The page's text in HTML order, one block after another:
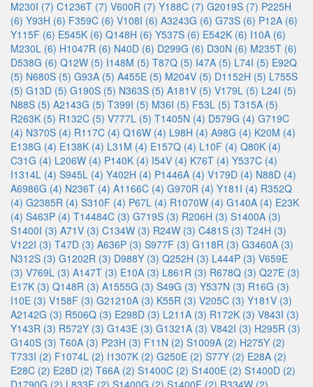
M230I (7) C1236T (7) V600R (7) Y188C (7) G2019S (7) P225H
(6) Y93H (6) F359C (6) V108I (6) A3243G (6) G73S (6) P12A (6)
Y115F (6) E545K (6) Q148H (6) Y537S (6) E542K (6) I10A (6)
M230L (6) H1047R (6) N40D (6) D299G (6) D30N (6) M235T (6)
D538G (6) Q12W (5) I148M (5) T87Q (5) I47A (5) L74I (5) E92Q
(5) N680S (5) G93A (5) A455E (5) M204V (5) D1152H (5) L755S
(5) G13D (5) G190S (5) N363S (5) A181V (5) V179L (5) L24I (5)
N88S (5) A2143G (5) T399I (5) M36I (5) F53L (5) T315A (5)
R263K (5) R132C (5) V777L (5) T1405N (4) D579G (4) G719C
(4) N370S (4) R117C (4) Q16W (4) L98H (4) A98G (4) K20M (4)
E138G (4) E138K (4) L31M (4) E157Q (4) L10F (4) Q80K (4)
C31G (4) L206W (4) P140K (4) I54V (4) K76T (4) Y537C (4)
I1314L (4) S945L (4) Y402H (4) P1446A (4) V179D (4) N88D (4)
A6986G (4) N236T (4) A1166C (4) G970R (4) Y181I (4) R352Q
(4) G2385R (4) S310F (4) P67L (4) R1070W (4) G140A (4) E23K
(4) S463P (4) T14484C (3) G719S (3) R206H (3) S1400A (3)
S1400I (3) A71V (3) C134W (3) R24W (3) C481S (3) T24H (3)
V122I (3) T47D (3) A636P (3) S977F (3) G118R (3) G3460A (3)
N312S (3) G1202R (3) D988Y (3) Q252H (3) L444P (3) V659E
(3) V769L (3) A147T (3) E10A (3) L861R (3) R678Q (3) Q27E (3)
E17K (3) Q148R (3) A1555G (3) S49G (3) Y537N (3) R16G (3)
I10E (3) V158F (3) G21210A (3) K55R (3) V205C (3) Y181V (3)
A2142G (3) R506Q (3) E298D (3) L211A (3) R172K (3) V843I (3)
Y143R (3) R572Y (3) G143E (3) G1321A (3) V842I (3) H295R (3)
G140S (3) T60A (3) P23H (3) F11N (2) S1009A (2) H275Y (2)
T733I (2) F1074L (2) I1307K (2) G250E (2) S77Y (2) E28A (2)
E28C (2) E28D (2) T66A (2) S1400C (2) S1400E (2) S1400D (2)
D1790G (2) L833F (2) S1400G (2) S1400F (2) R334W (2)